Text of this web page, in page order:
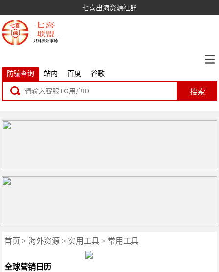
七喜出海资源社群
防骗查询 站内 百度 谷歌
搜索
首页 > 海外资源 > 实用工具 > 常用工具
全球营销日历